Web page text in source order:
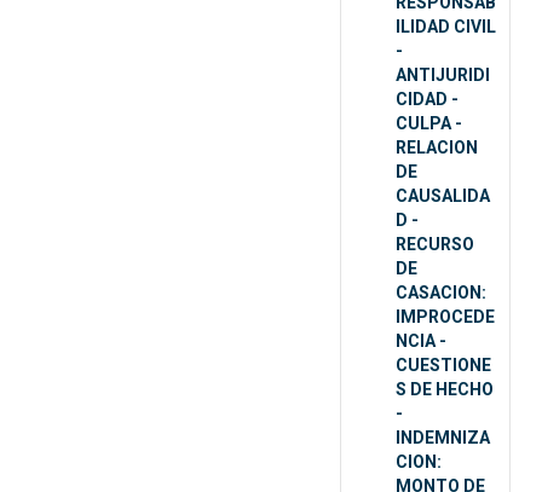
ILIDAD CIVIL
-
ANTIJURIDI
CIDAD -
CULPA -
RELACION
DE
CAUSALIDA
D -
RECURSO
DE
CASACION:
IMPROCEDE
NCIA -
CUESTIONE
S DE HECHO
-
INDEMNIZA
CION:
MONTO DE